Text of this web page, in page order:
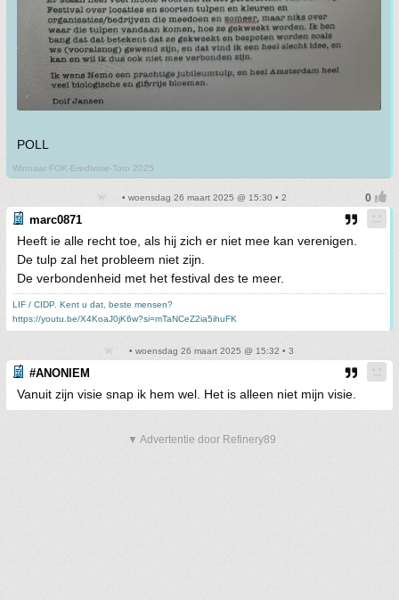
POLL
Winnaar FOK-Eredivisie-Toto 2025
• woensdag 26 maart 2025 @ 15:30 • 2
marc0871
Heeft ie alle recht toe, als hij zich er niet mee kan verenigen.
De tulp zal het probleem niet zijn.
De verbondenheid met het festival des te meer.
LIF / CIDP. Kent u dat, beste mensen?
https://youtu.be/X4KoaJ0jK6w?si=mTaNCeZ2ia5ihuFK
• woensdag 26 maart 2025 @ 15:32 • 3
#ANONIEM
Vanuit zijn visie snap ik hem wel. Het is alleen niet mijn visie.
▼ Advertentie door Refinery89